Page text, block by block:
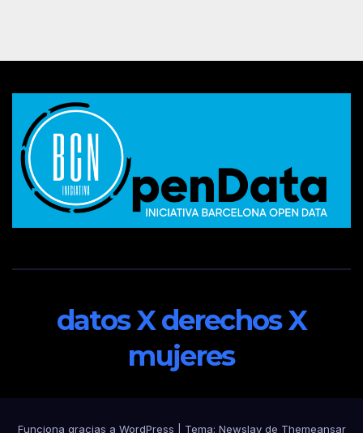
datos X derechos X
mujeres
Funciona gracias a WordPress Tema: Newslayde Themeansar